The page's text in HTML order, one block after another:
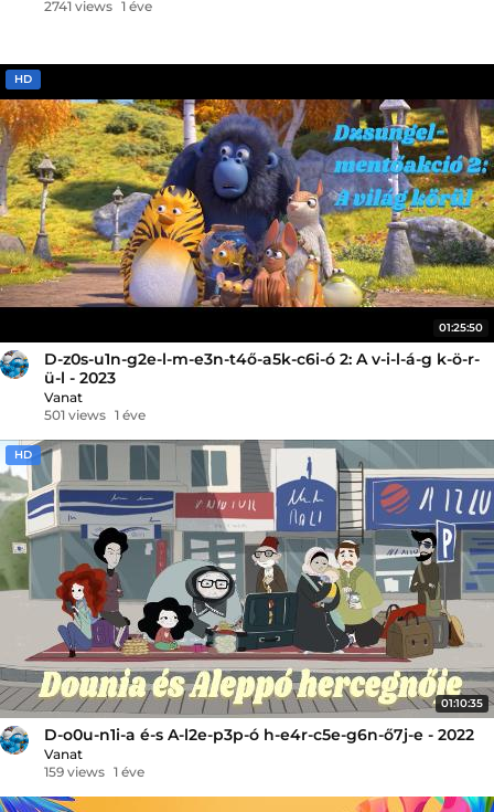
2741 views 1 éve
HD
01:25:50
D-z0s-u1n-g2e-l-m-e3n-t4ő-a5k-c6i-ó 2: A v-i-l-á-g k-ö-r-
ü-l - 2023
Vanat
501 views 1 éve
HD
01:10:35
D-o0u-n1i-a é-s A-l2e-p3p-ó h-e4r-c5e-g6n-ő7j-e - 2022
Vanat
159 views 1 éve